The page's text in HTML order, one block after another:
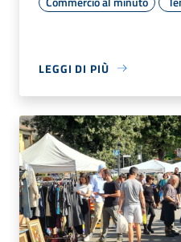
LEGGI DI PIÙ